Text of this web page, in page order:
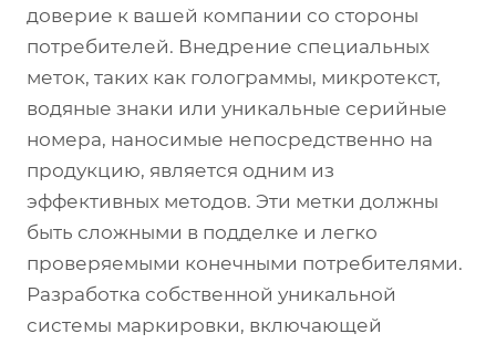
доверие к вашей компании со стороны
потребителей. Внедрение специальных
меток, таких как голограммы, микротекст,
водяные знаки или уникальные серийные
номера, наносимые непосредственно на
продукцию, является одним из
эффективных методов. Эти метки должны
быть сложными в подделке и легко
проверяемыми конечными потребителями.
Разработка собственной уникальной
системы маркировки, включающей